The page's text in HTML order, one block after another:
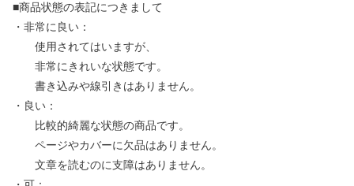
■商品状態の表記につきまして
・非常に良い：
使用されてはいますが、
非常にきれいな状態です。
書き込みや線引きはありません。
・良い：
比較的綺麗な状態の商品です。
ページやカバーに欠品はありません。
文章を読むのに支障はありません。